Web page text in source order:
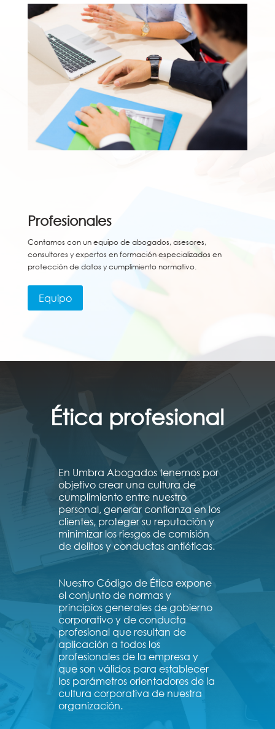
Profesionales
Contamos con un equipo de abogados, asesores,
consultores y expertos en formación especializados en
protección de datos y cumplimiento normativo.
Equipo
Ética profesional
En Umbra Abogados tenemos por
objetivo crear una cultura de
cumplimiento entre nuestro
personal, generar confianza en los
clientes, proteger su reputación y
minimizar los riesgos de comisión
de delitos y conductas antiéticas.
Nuestro Código de Ética expone
el conjunto de normas y
principios generales de gobierno
corporativo y de conducta
profesional que resultan de
aplicación a todos los
profesionales de la empresa y
que son válidos para establecer
los parámetros orientadores de la
cultura corporativa de nuestra
organización.